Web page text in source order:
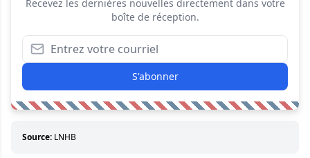
Recevez les dernières nouvelles directement dans votre
boîte de réception.
S'abonner
Source: LNHB